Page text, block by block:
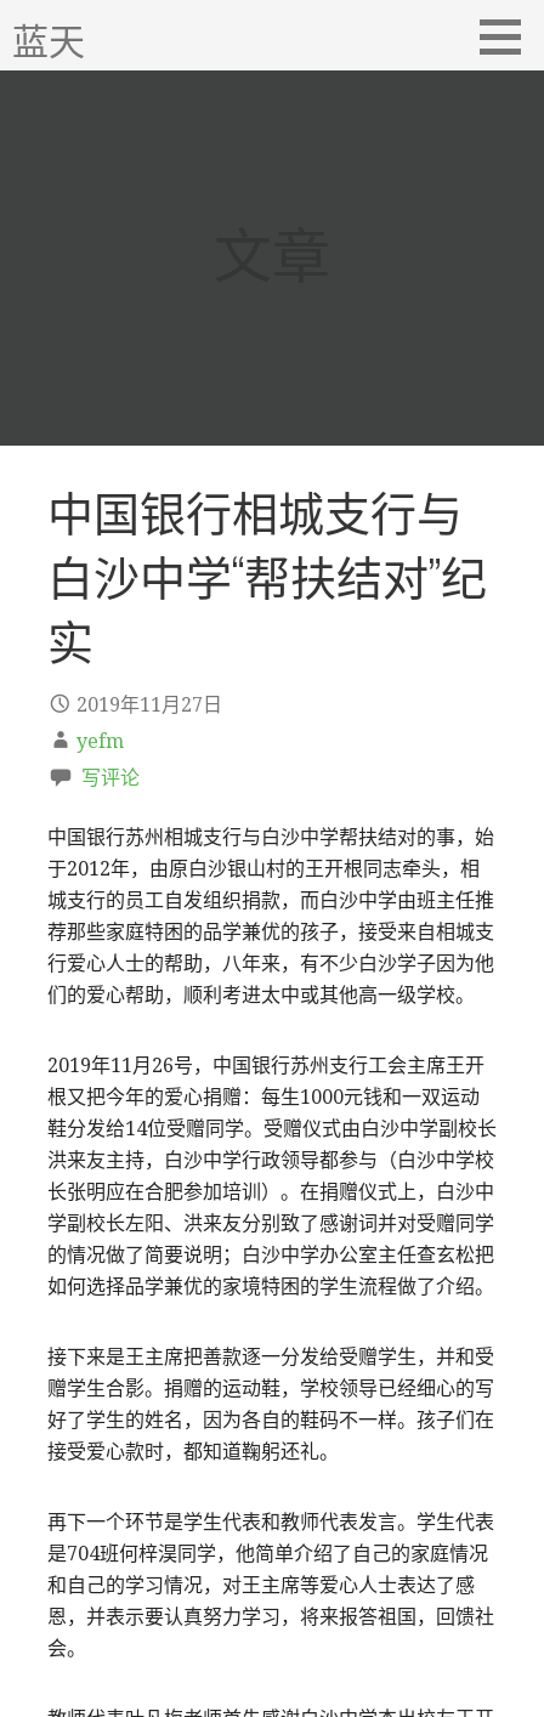
至
内
蓝天
中国银行相城支行与
白沙中学“帮扶结对”纪
实
2019年11月27日
yefm
写评论
中国银行苏州相城支行与白沙中学帮扶结对的事，始
于2012年，由原白沙银山村的王开根同志牵头，相
城支行的员工自发组织捐款，而白沙中学由班主任推
荐那些家庭特困的品学兼优的孩子，接受来自相城支
行爱心人士的帮助，八年来，有不少白沙学子因为他
们的爱心帮助，顺利考进太中或其他高一级学校。
2019年11月26号，中国银行苏州支行工会主席王开
根又把今年的爱心捐赠：每生1000元钱和一双运动
鞋分发给14位受赠同学。受赠仪式由白沙中学副校长
洪来友主持，白沙中学行政领导都参与（白沙中学校
长张明应在合肥参加培训）。在捐赠仪式上，白沙中
学副校长左阳、洪来友分别致了感谢词并对受赠同学
的情况做了简要说明；白沙中学办公室主任查玄松把
如何选择品学兼优的家境特困的学生流程做了介绍。
接下来是王主席把善款逐一分发给受赠学生，并和受
赠学生合影。捐赠的运动鞋，学校领导已经细心的写
好了学生的姓名，因为各自的鞋码不一样。孩子们在
接受爱心款时，都知道鞠躬还礼。
再下一个环节是学生代表和教师代表发言。学生代表
是704班何梓淏同学，他简单介绍了自己的家庭情况
和自己的学习情况，对王主席等爱心人士表达了感
恩，并表示要认真努力学习，将来报答祖国，回馈社
会。